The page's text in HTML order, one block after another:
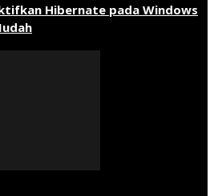
Hibernate pada Windows